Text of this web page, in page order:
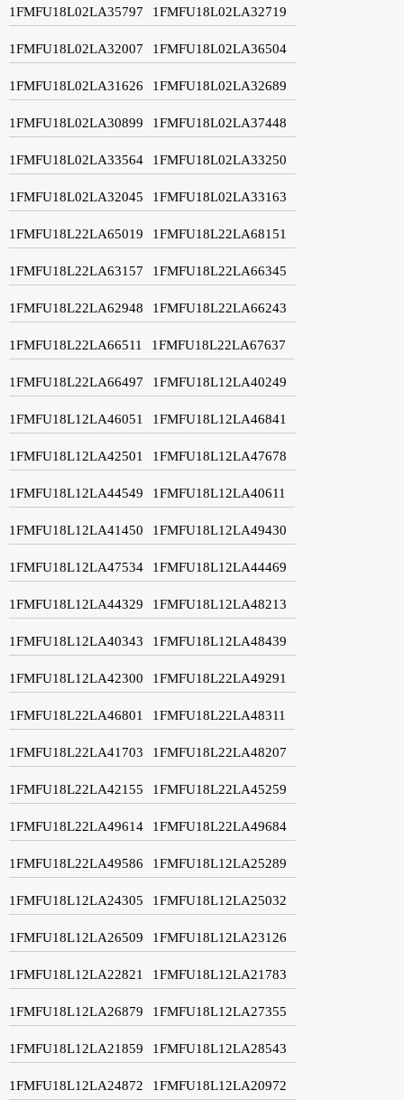
1FMFU18L02LA35797 1FMFU18L02LA32719
1FMFU18L02LA32007 1FMFU18L02LA36504
1FMFU18L02LA31626 1FMFU18L02LA32689
1FMFU18L02LA30899 1FMFU18L02LA37448
1FMFU18L02LA33564 1FMFU18L02LA33250
1FMFU18L02LA32045 1FMFU18L02LA33163
1FMFU18L22LA65019 1FMFU18L22LA68151
1FMFU18L22LA63157 1FMFU18L22LA66345
1FMFU18L22LA62948 1FMFU18L22LA66243
1FMFU18L22LA66511 1FMFU18L22LA67637
1FMFU18L22LA66497 1FMFU18L12LA40249
1FMFU18L12LA46051 1FMFU18L12LA46841
1FMFU18L12LA42501 1FMFU18L12LA47678
1FMFU18L12LA44549 1FMFU18L12LA40611
1FMFU18L12LA41450 1FMFU18L12LA49430
1FMFU18L12LA47534 1FMFU18L12LA44469
1FMFU18L12LA44329 1FMFU18L12LA48213
1FMFU18L12LA40343 1FMFU18L12LA48439
1FMFU18L12LA42300 1FMFU18L22LA49291
1FMFU18L22LA46801 1FMFU18L22LA48311
1FMFU18L22LA41703 1FMFU18L22LA48207
1FMFU18L22LA42155 1FMFU18L22LA45259
1FMFU18L22LA49614 1FMFU18L22LA49684
1FMFU18L22LA49586 1FMFU18L12LA25289
1FMFU18L12LA24305 1FMFU18L12LA25032
1FMFU18L12LA26509 1FMFU18L12LA23126
1FMFU18L12LA22821 1FMFU18L12LA21783
1FMFU18L12LA26879 1FMFU18L12LA27355
1FMFU18L12LA21859 1FMFU18L12LA28543
1FMFU18L12LA24872 1FMFU18L12LA20972